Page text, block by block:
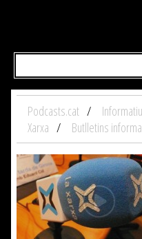
Podcasts.cat
Xarxa
Butlletins